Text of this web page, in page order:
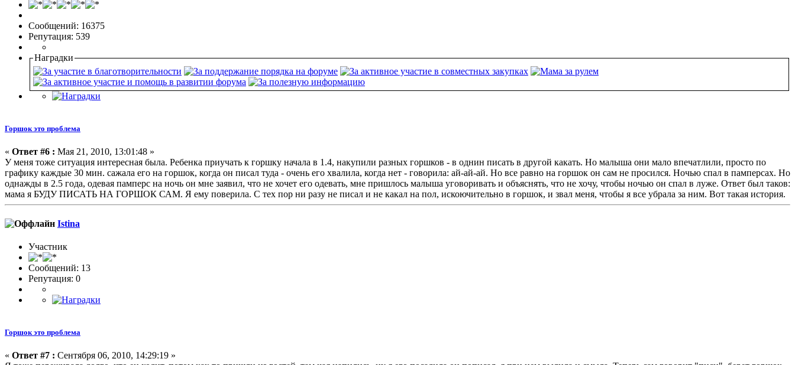
Сообщений: 16375
Репутация: 539
Наградки
Горшок это проблема
« Ответ #6 : Мая 21, 2010, 13:01:48 »
У меня тоже ситуация интересная была. Ребенка приучать к горшку начала в 1.4, накупили разных горшков - в однин писать в другой какать. Но малыша они мало впечатлили, просто по
графику каждые 30 мин. сажала его на горшок, когда он писал туда - очень его хвалила, когда нет - говорила: ай-ай-ай. Но все равно на горшок он сам не просился. Ночью спал в памперсах. Но
однажды в 2.5 года, одевая памперс на ночь он мне заявил, что не хочет его одевать, мне пришлось малыша уговоривать и объяснять, что не хочу, чтобы ночью он спал в луже. Ответ был таков:
мама я БУДУ ПИСАТЬ НА ГОРШОК САМ. Я ему поверила. С тех пор ни разу не писал и не какал на пол, искоючительно в горшок, и звал меня, чтобы я все убрала за ним. Вот такая история.
Istina
Участник
Сообщений: 13
Репутация: 0
Горшок это проблема
« Ответ #7 : Сентября 06, 2010, 14:29:19 »